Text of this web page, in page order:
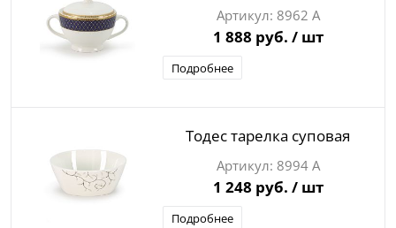
8962 А
1 888 руб. / шт
Подробнее
Тодес тарелка суповая
8994 А
1 248 руб. / шт
Подробнее